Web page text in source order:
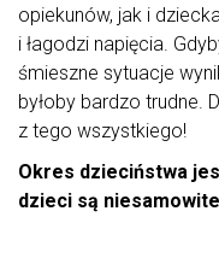
opiekunów, jak i
i łagodzi napięcia.
śmieszne sytuacje
byłoby bardzo trudne.
z tego wszystkiego!
Okres dzieciństwa
dzieci są